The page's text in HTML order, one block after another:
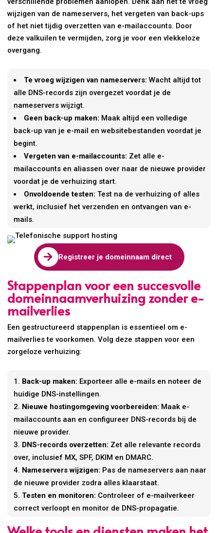
wijzigen van de nameservers, het vergeten van back-ups
of het niet tijdig overzetten van e-mailaccounts. Door
deze valkuilen te vermijden, zorg je voor een vlekkeloze
overgang.
Te vroeg wijzigen van nameservers: Wacht altijd tot
alle DNS-records zijn overgezet voordat je de
nameservers wijzigt.
Geen back-up maken: Maak altijd een volledige
back-up van je e-mail en websitebestanden voordat je
begint.
Vergeten van e-mailaccounts: Zet alle e-
mailaccounts en aliassen over naar de nieuwe provider
voordat je de verhuizing start.
Onvoldoende testen: Test na de verhuizing of alles
werkt, inclusief het verzenden en ontvangen van e-
mails.
 Registreer je domeinnaam direct
Stappenplan voor een succesvolle
domeinnaamverhuizing zonder e-
mailverlies
Een gestructureerd stappenplan is essentieel om e-
mailverlies te voorkomen. Volg deze stappen voor een
zorgeloze verhuizing:
Back-up maken: Exporteer alle e-mails en noteer de
huidige DNS-instellingen.
Nieuwe hostingomgeving voorbereiden: Maak e-
mailaccounts aan en configureer DNS-records bij de
nieuwe provider.
DNS-records overzetten: Zet alle relevante records
over, inclusief MX, SPF, DKIM en DMARC.
Nameservers wijzigen: Pas de nameservers aan naar
de nieuwe provider zodra alles klaarstaat.
Testen en monitoren: Controleer of e-mailverkeer
correct verloopt en monitor de DNS-propagatie.